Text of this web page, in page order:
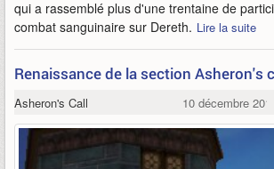
qui a rassemblé plus d'une trentaine de
combat sanguinaire sur Dereth. Lire la suite
Renaissance de la section Asheron's
Asheron's Call 10 décembre 2012